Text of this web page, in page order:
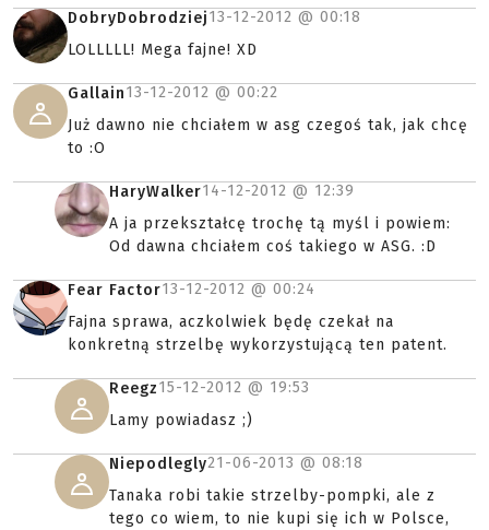
DobryDobrodziej13-12-2012 @ 00:18
LOLLLLL! Mega fajne! XD
Gallain13-12-2012 @ 00:22
Już dawno nie chciałem w asg czegoś tak, jak chcę
to :O
HaryWalker14-12-2012 @ 12:39
A ja przekształcę trochę tą myśl i powiem:
Od dawna chciałem coś takiego w ASG. :D
Fear Factor13-12-2012 @ 00:24
Fajna sprawa, aczkolwiek będę czekał na
konkretną strzelbę wykorzystującą ten patent.
Reegz15-12-2012 @ 19:53
Lamy powiadasz ;)
Niepodlegly21-06-2013 @ 08:18
Tanaka robi takie strzelby-pompki, ale z
tego co wiem, to nie kupi się ich w Polsce,